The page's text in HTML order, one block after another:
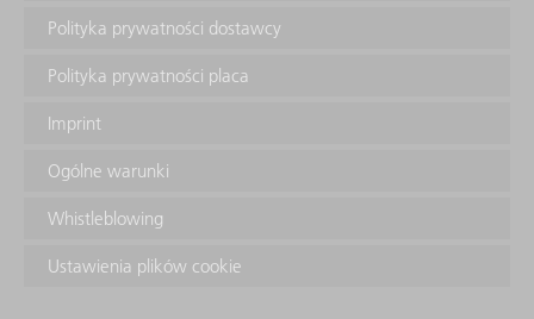
Polityka prywatności dostawcy
Polityka prywatności placa
Imprint
Ogólne warunki
Whistleblowing
Ustawienia plików cookie